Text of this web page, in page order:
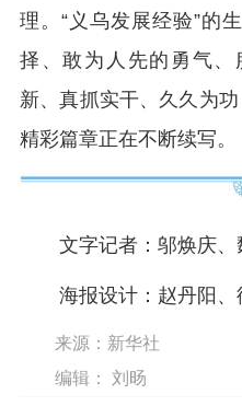
理。“义乌发展经验”的
择、敢为人先的勇气、
新、真抓实干、久久为
精彩篇章正在不断续写。
文字记者：邬焕庆、
海报设计：赵丹阳、
来源：新华社
编辑： 刘旸